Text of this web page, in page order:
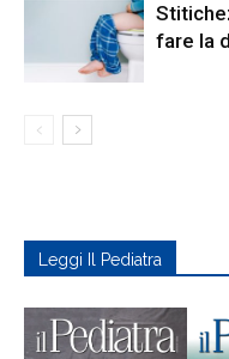
fare la
Leggi Il Pediatra